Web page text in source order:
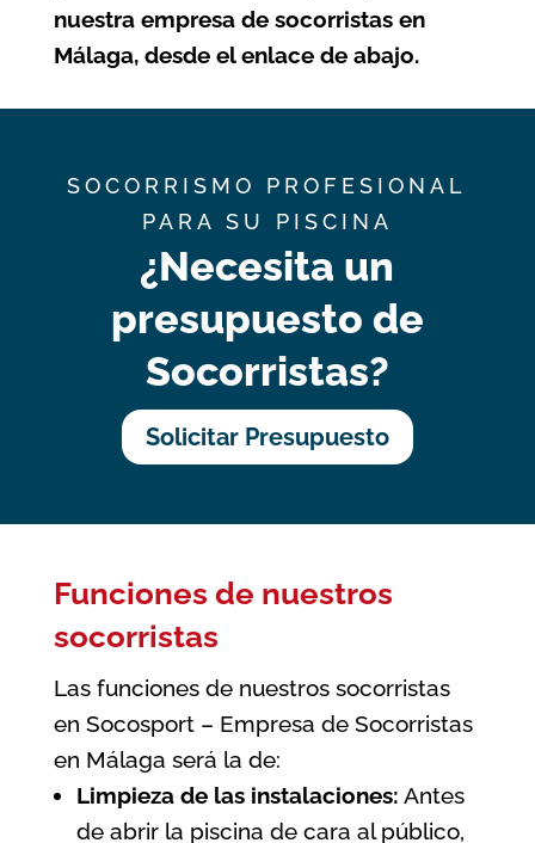
nuestra empresa de socorristas en
Málaga, desde el enlace de abajo.
SOCORRISMO PROFESIONAL
PARA SU PISCINA
¿Necesita un
presupuesto de
Socorristas?
Solicitar Presupuesto
Funciones de nuestros
socorristas
Las funciones de nuestros socorristas
en Socosport – Empresa de Socorristas
en Málaga será la de:
Limpieza de las instalaciones: Antes
de abrir la piscina de cara al público,